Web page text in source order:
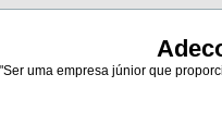
"Ser uma empresa júnior que